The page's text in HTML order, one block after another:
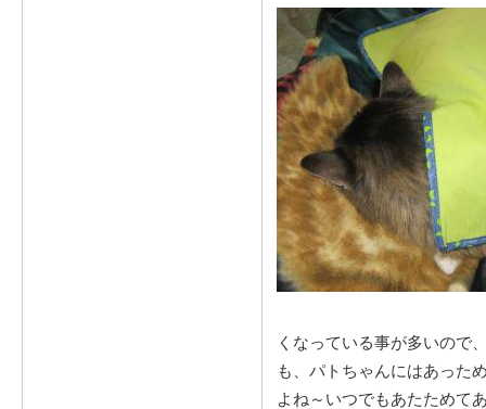
くなっている事が多いので
も、パトちゃんにはあった
よね～いつでもあたためて